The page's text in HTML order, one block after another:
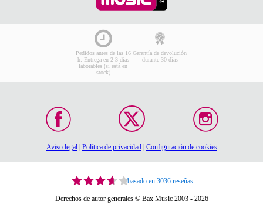
Pedidos antes de las 16
h: Entrega en 2-3 días
laborables (si está en
stock)
Garantía de devolución
durante 30 días
Aviso legal| Política de privacidad| Configuración de cookies
basado en 3036 reseñas
Derechos de autor generales © Bax Music 2003 - 2026